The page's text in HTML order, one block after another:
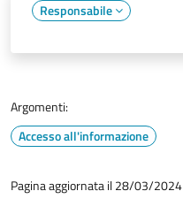
Responsabile
Argomenti:
Accesso all'informazione
Pagina aggiornata il 28/03/2024